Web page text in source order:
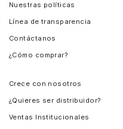
Nuestras políticas
Línea de transparencia
Contáctanos
¿Cómo comprar?
Crece con nosotros
¿Quieres ser distribuidor?
Ventas Institucionales